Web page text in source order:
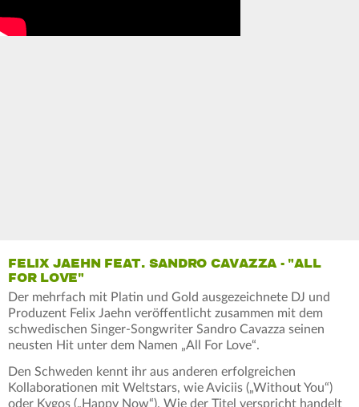
FELIX JAEHN FEAT. SANDRO CAVAZZA - "ALL
FOR LOVE"
Der mehrfach mit Platin und Gold ausgezeichnete DJ und
Produzent Felix Jaehn veröffentlicht zusammen mit dem
schwedischen Singer-Songwriter Sandro Cavazza seinen
neusten Hit unter dem Namen „All For Love“.
Den Schweden kennt ihr aus anderen erfolgreichen
Kollaborationen mit Weltstars, wie Aviciis („Without You“)
oder Kygos („Happy Now“). Wie der Titel verspricht handelt